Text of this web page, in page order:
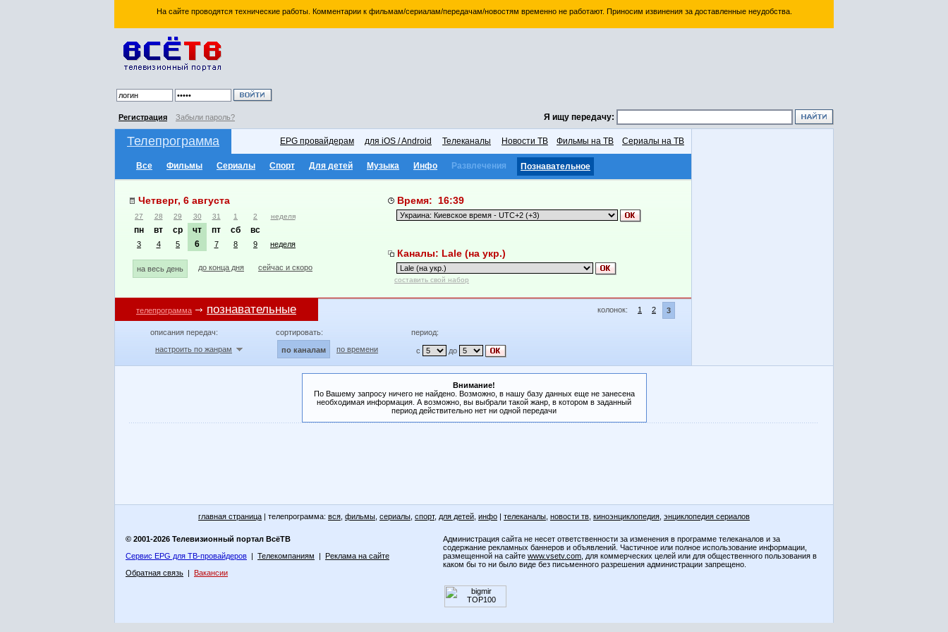
На сайте проводятся технические работы. Комментарии к фильмам/сериалам/передачам/новостям временно не работают. Приносим извинения за доставленные неудобства.
Регистрация Забыли пароль? Я ищу передачу:
Телепрограмма EPG провайдерам для iOS / Android Телеканалы Новости ТВ Фильмы на ТВ Сериалы на ТВ
Все Фильмы Сериалы Спорт Для детей Музыка Инфо Развлечения Познавательное
Четверг, 6 августа
27 28 29 30 31 1 2 неделя
пн вт ср чт пт сб вс
3 4 5 6 7 8 9 неделя
на весь день до конца дня сейчас и скоро
Время: 16:39
Каналы: Lale (на укр.)
составить свой набор
телепрограмма познавательные колонок: 1 2 3
описания передач:
настроить по жанрам
сортировать:
по каналам по времени
период:
с до
Внимание!
По Вашему запросу ничего не найдено. Возможно, в нашу базу данных еще не занесена
необходимая информация. А возможно, вы выбрали такой жанр, в котором в заданный
период действительно нет ни одной передачи
главная страница | телепрограмма: вся фильмы сериалы спорт, для детей инфо | телеканалы новости тв киноэнциклопедия энциклопедия сериалов
© 2001-2026 Телевизионный портал ВсёТВ
Сервис EPG для ТВ-провайдеров | Телекомпаниям | Реклама на сайте
Обратная связь | Вакансии
Администрация сайта не несет ответственности за изменения в программе телеканалов и за
содержание рекламных баннеров и объявлений. Частичное или полное использование информации,
размещенной на сайте www.vsetv.com , для коммерческих целей или для общественного пользования в
каком бы то ни было виде без письменного разрешения администрации запрещено.